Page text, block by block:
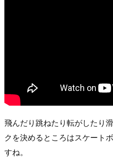
飛んだり跳ねたり転がしたり
クを決めるところはスケート
すね。